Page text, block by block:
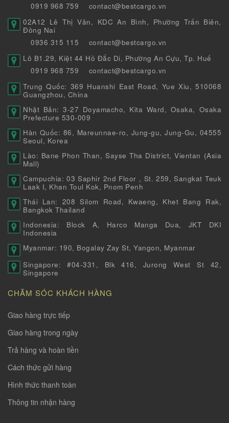
0919 968 759
contact@bestcargo.vn
02A12 Lê Thị Vân, KDC An Bình, Phường Trấn Biên,
Đồng Nai
0936 315 115
contact@bestcargo.vn
Lô B1.29, Kiệt 44 Hồ Đắc Di, Phường An Cựu, Tp. Huế
0919 968 759
contact@bestcargo.vn
Trung Quốc: 369 Huanshi East Road, Yue Xiu, 510068
Guangzhou, China
Nhật Bản: 3-27 Doyamacho, Kita Ward, Osaka, Osaka
Prefecture 530-009
Hàn Quốc: 86, Mareunnae-ro, Jung-gu, Jung-Gu, 04555
Seoul, Korea
Lào: Bane Phon Than, Sayse Tha District, Vientan (Asia
Mall)
Campuchia: 03 Saphir 2nd Floor , St. 259, Sangkat Teuk
Laak I, Khan Toul Kok, Pnom Penh
Thái Lan: 208 Silom Road, Kwaeng, Khet Bang Rak,
Bangkok Thailand
Indonesia: Block A, Harco Manga Dua, JKT DKI
Indonesia
Myanmar: 190, Bogalay Zay St, Yangon, Myanmar
Singapore: #04-331, Blk 416, Jurong West St 42,
Singapore
CHĂM SÓC KHÁCH HÀNG
Giao hàng trực tiếp
Giao hàng trong ngày
Trả hàng và hoàn tiền
Cách thức gửi hàng
Hình thức thanh toàn
Thông tin nhận hàng